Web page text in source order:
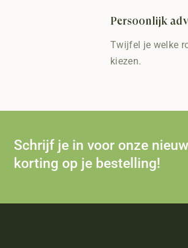
Persoonlijk
Twijfel je welke
kiezen.
Schrijf je in voor onze
korting op je bestelling!